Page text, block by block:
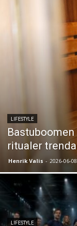
LIFESTYLE
ritualer
Henrik Valis - 2026-06-08
LIFESTYLE